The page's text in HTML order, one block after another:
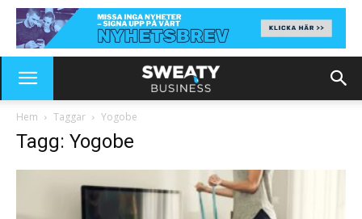
Hem Taggar Yogobe
Tagg: Yogobe